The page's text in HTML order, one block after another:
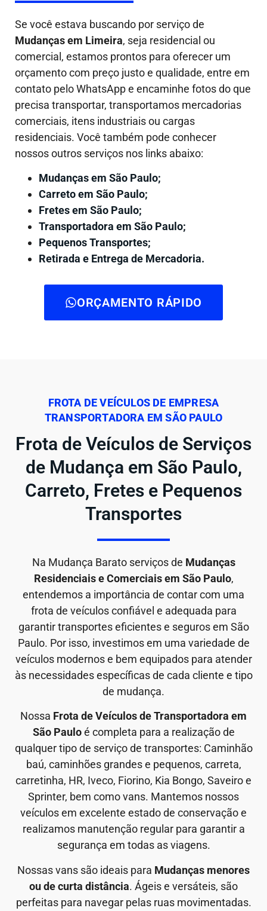
Se você estava buscando por serviço de
Mudanças em Limeira, seja residencial ou
comercial, estamos prontos para oferecer um
orçamento com preço justo e qualidade, entre em
contato pelo WhatsApp e encaminhe fotos do que
precisa transportar, transportamos mercadorias
comerciais, itens industriais ou cargas
residenciais. Você também pode conhecer
nossos outros serviços nos links abaixo:
Mudanças em São Paulo;
Carreto em São Paulo;
Fretes em São Paulo;
Transportadora em São Paulo;
Pequenos Transportes;
Retirada e Entrega de Mercadoria.
ORÇAMENTO RÁPIDO
FROTA DE VEÍCULOS DE EMPRESA
TRANSPORTADORA EM SÃO PAULO
Frota de Veículos de Serviços
de Mudança em São Paulo,
Carreto, Fretes e Pequenos
Transportes
Na Mudança Barato serviços de Mudanças
Residenciais e Comerciais em São Paulo,
entendemos a importância de contar com uma
frota de veículos confiável e adequada para
garantir transportes eficientes e seguros em São
Paulo. Por isso, investimos em uma variedade de
veículos modernos e bem equipados para atender
às necessidades específicas de cada cliente e tipo
de mudança.
Nossa Frota de Veículos de Transportadora em
São Pauloé completa para a realização de
qualquer tipo de serviço de transportes: Caminhão
baú, caminhões grandes e pequenos, carreta,
carretinha, HR, Iveco, Fiorino, Kia Bongo, Saveiro e
Sprinter, bem como vans. Mantemos nossos
veículos em excelente estado de conservação e
realizamos manutenção regular para garantir a
segurança em todas as viagens.
Nossas vans são ideais para Mudanças menores
ou de curta distância. Ágeis e versáteis, são
perfeitas para navegar pelas ruas movimentadas.